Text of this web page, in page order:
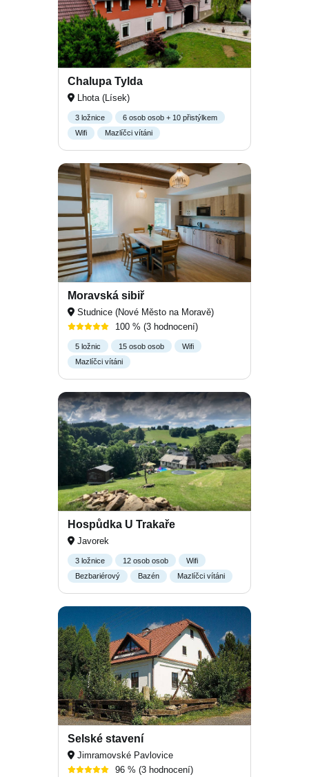
Chalupa Tylda
Lhota (Lísek)
3 ložnice
6 osob osob + 10 přistýlkem
Wifi
Mazlíčci vítáni
Moravská sibiř
Studnice (Nové Město na Moravě)
100 % (3 hodnocení)
5 ložnic 15 osob osob
Wifi
Mazlíčci vítáni
Hospůdka U Trakaře
Javorek
3 ložnice 12 osob osob
Wifi
Bezbariérový
Bazén Mazlíčci vítáni
Selské stavení
Jimramovské Pavlovice
96 % (3 hodnocení)